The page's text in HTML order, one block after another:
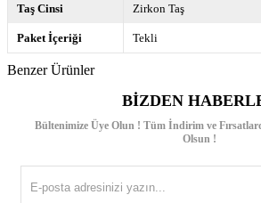
Taş Cinsi Zirkon Taş
Paket İçeriği Tekli
Benzer Ürünler
BIZDEN
Bültenimize Üye Olun ! Tüm İndirim ve
Olsun !